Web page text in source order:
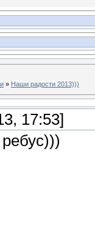
» Наши радости 2013)))
17:53]